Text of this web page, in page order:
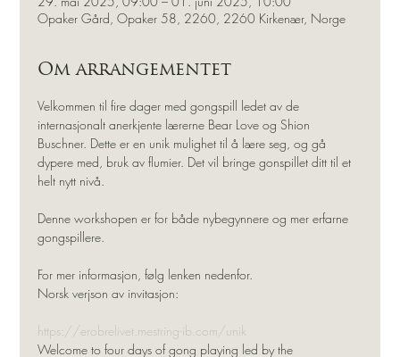
Opaker Gård, Opaker 58, 2260, 2260 Kirkenær, Norge
Om arrangementet
Velkommen til fire dager med gongspill ledet av de
internasjonalt anerkjente lærerne Bear Love og Shion
Buschner. Dette er en unik mulighet til å lære seg, og gå
dypere med, bruk av flumier. Det vil bringe gonspillet ditt til et
helt nytt nivå.
Denne workshopen er for både nybegynnere og mer erfarne
gongspillere.
For mer informasjon, følg lenken nedenfor.
Norsk verjson av invitasjon:
https://erobrelivet.mestring-ib.com/unik
Welcome to four days of gong playing led by the